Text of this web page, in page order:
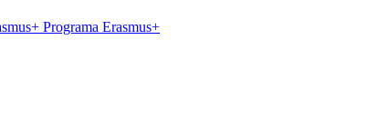
Programa Erasmus+